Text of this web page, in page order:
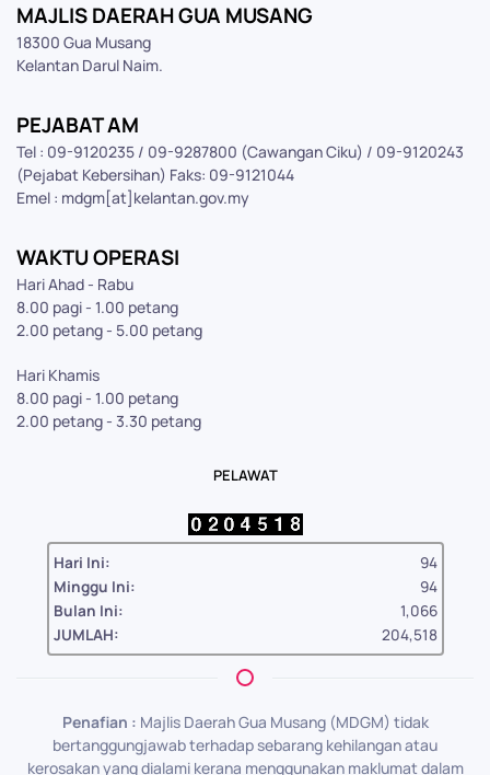
MAJLIS DAERAH GUA MUSANG
18300 Gua Musang
Kelantan Darul Naim.
PEJABAT AM
Tel : 09-9120235 / 09-9287800 (Cawangan Ciku) / 09-9120243
(Pejabat Kebersihan) Faks: 09-9121044
Emel : mdgm[at]kelantan.gov.my
WAKTU OPERASI
Hari Ahad - Rabu
8.00 pagi - 1.00 petang
2.00 petang - 5.00 petang
Hari Khamis
8.00 pagi - 1.00 petang
2.00 petang - 3.30 petang
PELAWAT
Hari Ini:
94
Minggu Ini:
94
Bulan Ini:
1,066
JUMLAH:
204,518
Penafian : Majlis Daerah Gua Musang (MDGM) tidak
bertanggungjawab terhadap sebarang kehilangan atau
kerosakan yang dialami kerana menggunakan maklumat dalam